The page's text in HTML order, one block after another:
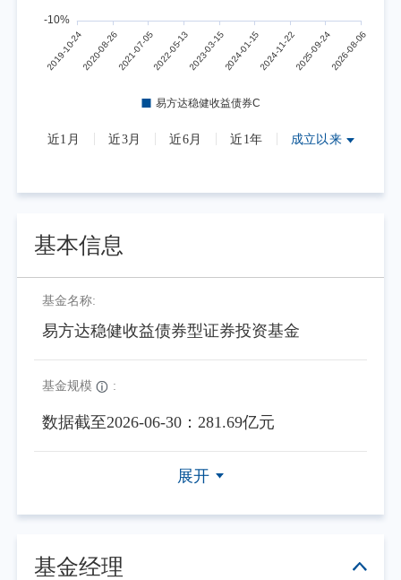
近1月 近3月 近6月 近1年 成立以来
基本信息
基金名称:
易方达稳健收益债券型证券投资基金
基金规模 :
数据截至2026-06-30：281.69亿元
展开
基金经理